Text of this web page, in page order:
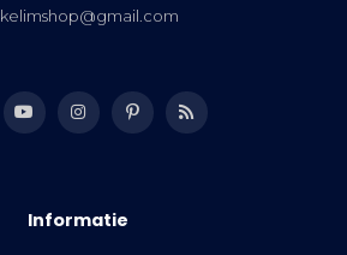
kelimshop@gmail.com
Informatie